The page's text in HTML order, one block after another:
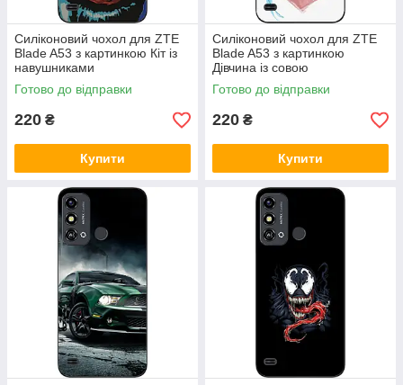
Силіконовий чохол для ZTE
Blade A53 з картинкою Кіт із
навушниками
Готово до відправки
220 ₴
Купити
Силіконовий чохол для ZTE
Blade A53 з картинкою
Дівчина із совою
Готово до відправки
220 ₴
Купити